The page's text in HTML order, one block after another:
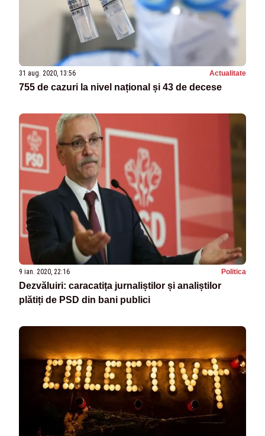
31 aug. 2020, 13:56 Actualitate
755 de cazuri la nivel național și 43 de decese
9 ian. 2020, 22:16 Politica
Dezvăluiri: caracatița jurnaliștilor și analiștilor
plătiți de PSD din bani publici